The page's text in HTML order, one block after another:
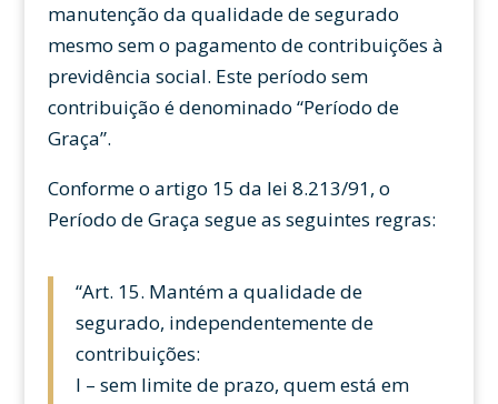
manutenção da qualidade de segurado
mesmo sem o pagamento de contribuições à
previdência social. Este período sem
contribuição é denominado “Período de
Graça”.
Conforme o artigo 15 da lei 8.213/91, o
Período de Graça segue as seguintes regras:
“Art. 15. Mantém a qualidade de
segurado, independentemente de
contribuições:
I – sem limite de prazo, quem está em